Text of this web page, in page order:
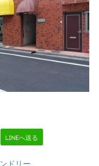
LINEへ送る
ドリー